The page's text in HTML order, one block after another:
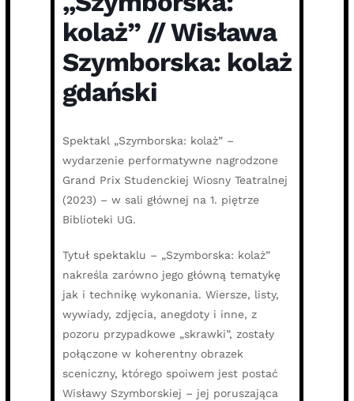
kolaż” // Wisława
Szymborska: kolaż
gdański
Spektakl „Szymborska: kolaż” –
wydarzenie performatywne nagrodzone
Grand Prix Studenckiej Wiosny Teatralnej
(2023) – w sali głównej na 1. piętrze
Biblioteki UG.
Tytuł spektaklu – „Szymborska: kolaż”
nakreśla zarówno jego główną tematykę
jak i technikę wykonania. Wiersze, listy,
wywiady, zdjęcia, anegdoty i inne, z
pozoru przypadkowe „skrawki”, zostały
połączone w koherentny obrazek
sceniczny, którego spoiwem jest postać
Wisławy Szymborskiej – jej poruszająca